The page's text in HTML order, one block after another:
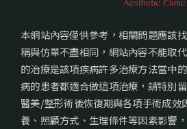
本網站內容僅供參考，相關問題應該
稱與仿單不盡相同，網站內容不能取
的治療是該項疾病許多治療方法當中
病的患者都適合做這項治療，請特別留
醫美/整形術後恢復期與各項手術成效
養、照顧方式、生理條件等因素影響